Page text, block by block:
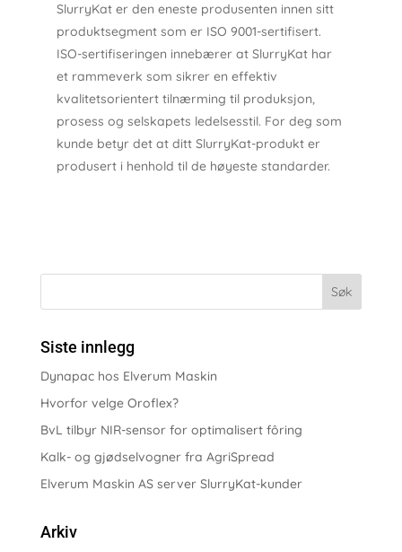
SlurryKat er den eneste produsenten innen sitt
produktsegment som er ISO 9001-sertifisert.
ISO-sertifiseringen innebærer at SlurryKat har
et rammeverk som sikrer en effektiv
kvalitetsorientert tilnærming til produksjon,
prosess og selskapets ledelsesstil. For deg som
kunde betyr det at ditt SlurryKat-produkt er
produsert i henhold til de høyeste standarder.
Siste innlegg
Dynapac hos Elverum Maskin
Hvorfor velge Oroflex?
BvL tilbyr NIR-sensor for optimalisert fôring
Kalk- og gjødselvogner fra AgriSpread
Elverum Maskin AS server SlurryKat-kunder
Arkiv